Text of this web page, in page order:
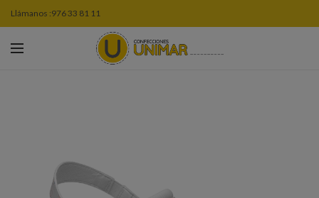
Llámanos :976 33 81 11